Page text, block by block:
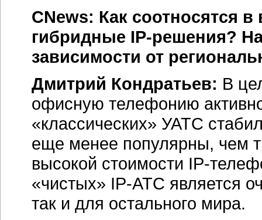
CNews: Как соотносятся
гибридные IP-решения?
зависимости от
Дмитрий Кондратьев: В
офисную телефонию
«классических» УАТС
еще менее популярны, чем
высокой стоимости IP-
«чистых» IP-АТС является
так и для остального мира.